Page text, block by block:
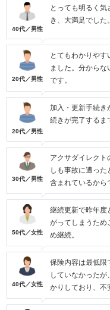
40代／男性
とっても明るく
き、大満足でした
20代／男性
とてもわかりや
ました。分から
です。
20代／男性
加入・更新手続き
続きが完了するま
30代／男性
アクサダイレクト
しも事故に遭っ
含まれているから
50代／女性
継続更新で昨年度
がってしまうため
め継続。
40代／女性
保険内容は最低限
していなかった
かりしており、不